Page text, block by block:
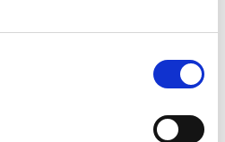
di aggregazioni di
e generali.